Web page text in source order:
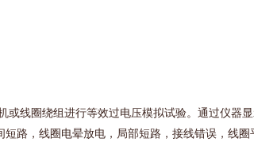
线圈绕组进行等效过电压模拟试验。通过仪器
路，线圈电晕放电，局部短路，接线错误，线圈